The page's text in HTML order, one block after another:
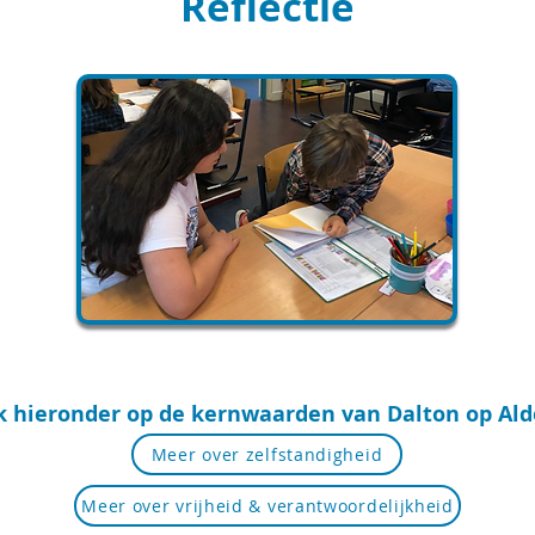
hieronder op de kernwaarden van Dalton op
Meer over zelfstandigheid
Meer over vrijheid & verantwoordelijkheid